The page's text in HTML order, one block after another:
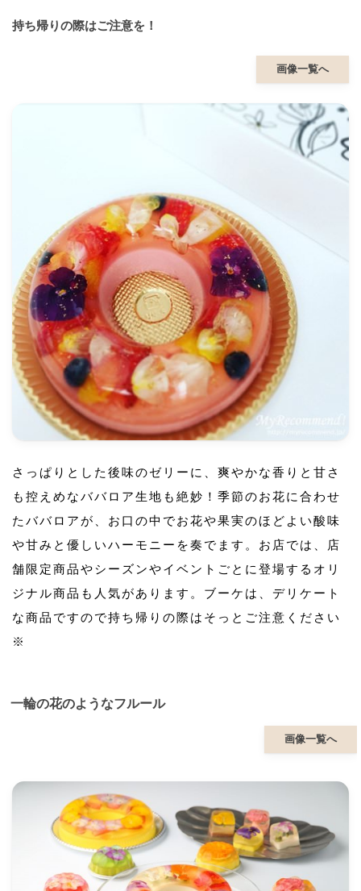
持ち帰りの際はご注意を！
画像一覧へ
さっぱりとした後味のゼリーに、爽やかな香りと甘さ
も控えめなババロア生地も絶妙！季節のお花に合わせ
たババロアが、お口の中でお花や果実のほどよい酸味
や甘みと優しいハーモニーを奏でます。お店では、店
舗限定商品やシーズンやイベントごとに登場するオリ
ジナル商品も人気があります。ブーケは、デリケート
な商品ですので持ち帰りの際はそっとご注意ください
※
一輪の花のようなフルール
画像一覧へ